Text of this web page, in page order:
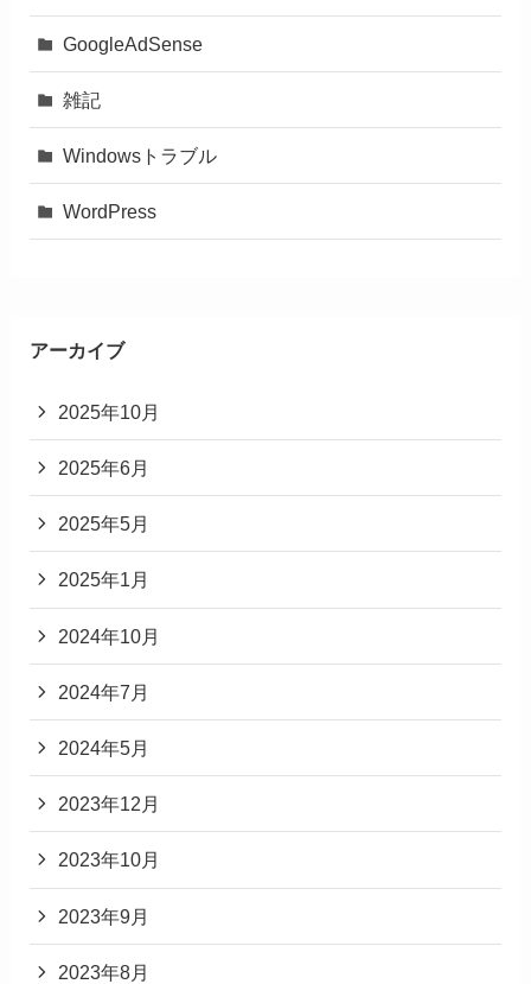
GoogleAdSense
雑記
Windowsトラブル
WordPress
アーカイブ
2025年10月
2025年6月
2025年5月
2025年1月
2024年10月
2024年7月
2024年5月
2023年12月
2023年10月
2023年9月
2023年8月